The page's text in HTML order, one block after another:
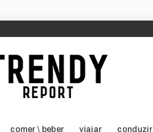
comer \ beber viajar conduzir